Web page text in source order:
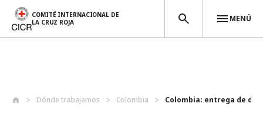
COMITÉ INTERNACIONAL DE
LA CRUZ ROJA
MENÚ
Dónde trabajamos Colombia Colombia: entrega de